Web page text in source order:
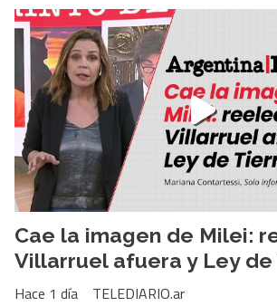
Cae la imagen de Milei:
Villarruel afuera y Ley de
TELEDIARIO.ar
Hace 1 día